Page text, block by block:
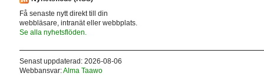
Få senaste nytt direkt till din
webbläsare, intranät eller webbplats.
Se alla nyhetsflöden.
Senast uppdaterad: 2026-08-06
Webbansvar:Alma Taawo